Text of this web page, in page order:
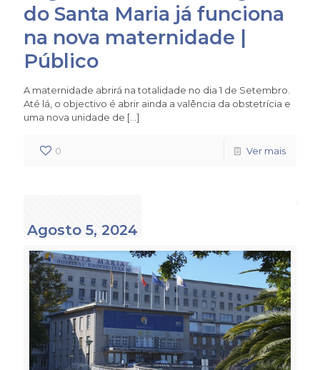
do Santa Maria já funciona
na nova maternidade |
Público
A maternidade abrirá na totalidade no dia 1 de Setembro.
Até lá, o objectivo é abrir ainda a valência da obstetrícia e
uma nova unidade de […]
0 Ver mais
Agosto 5, 2024